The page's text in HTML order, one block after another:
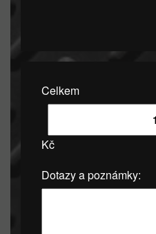
Celkem
Kč
Dotazy a poznámky: